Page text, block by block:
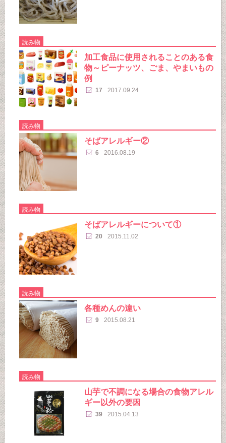
読み物
加工食品に使用されることのある食
物～ピーナッツ、ごま、やまいもの
例
17 2017.09.24
読み物
そばアレルギー②
6 2016.08.19
読み物
そばアレルギーについて①
20 2015.11.02
読み物
各種めんの違い
9 2015.08.21
読み物
山芋で不調になる場合の食物アレル
ギー以外の要因
39 2015.04.13